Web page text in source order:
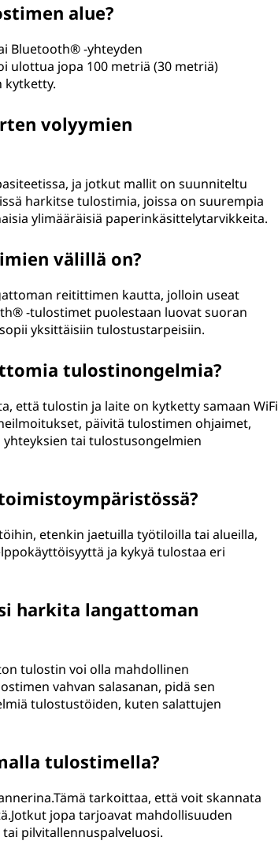
alue?
Bluetooth® -yhteyden
ulottua jopa 100 metriä (30 metriä)
kytketty.
volyymien
ja jotkut mallit on suunniteltu
harkitse tulostimia, joissa on suurempia
ylimääräisiä paperinkäsittelytarvikkeita.
välillä on?
reitittimen kautta, jolloin useat
-tulostimet puolestaan luovat suoran
yksittäisiin tulostustarpeisiin.
tulostinongelmia?
että tulostin ja laite on kytketty samaan WiFi
päivitä tulostimen ohjaimet,
tai tulostusongelmien
etenkin jaetuilla työtiloilla tai alueilla,
ja kykyä tulostaa eri
harkita langattoman
tulostin voi olla mahdollinen
vahvan salasanan, pidä sen
tulostustöiden, kuten salattujen
tulostimella?
tarkoittaa, että voit skannata
jopa tarjoavat mahdollisuuden
pilvitallennuspalveluosi.